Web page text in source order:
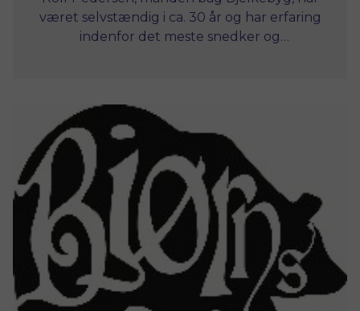
været selvstændig i ca. 30 år og har erfaring
indenfor det meste snedker og
arbejder i Storkøbenhavn og Nordsjælland,
helst ikke mere end 1 times kørsel hver vej.